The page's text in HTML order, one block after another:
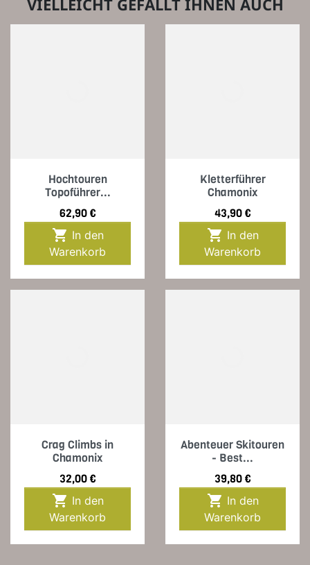
Hochtouren
Topoführer...
Preis
62,90 €

Warenkorb
Kletterführer
Chamonix
Preis
43,90 €

Warenkorb
Crag Climbs in
Chamonix
Preis
32,00 €

Warenkorb
Abenteuer Skitouren
- Best...
Preis
39,80 €

Warenkorb